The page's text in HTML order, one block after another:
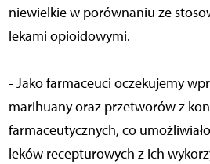
niewielkie w porównaniu ze
lekami opioidowymi.
- Jako farmaceuci oczekujemy
marihuany oraz przetworów z
farmaceutycznych, co
leków recepturowych z ich